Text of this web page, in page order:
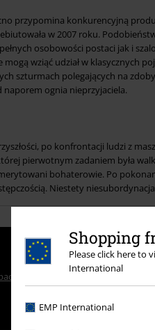
Shopping
Please click here to
International
EMP International
przypomina konkurencyjną
w 2007 roku.
osobowości postaci jak i
wziąć udział w klasycznych
szturmach polegających na
ognia nieprzyjaciela.
po konfrontacji ludzi z
pierwotnym zadaniem była
bohaterowie. Po
Niestety
więcej